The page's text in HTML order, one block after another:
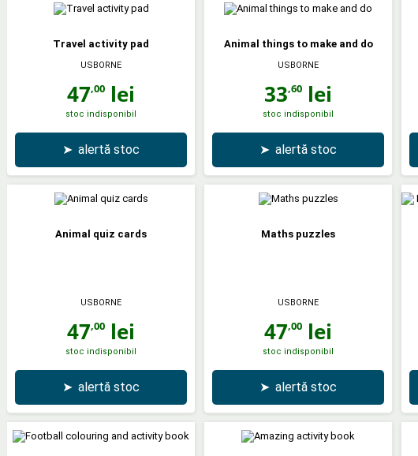
Travel activity pad
USBORNE
47,00 lei
stoc indisponibil
➤ alertă stoc
Animal things to make and do
USBORNE
33,60 lei
stoc indisponibil
➤ alertă stoc
Animal quiz cards
USBORNE
47,00 lei
stoc indisponibil
➤ alertă stoc
Maths puzzles
USBORNE
47,00 lei
stoc indisponibil
➤ alertă stoc